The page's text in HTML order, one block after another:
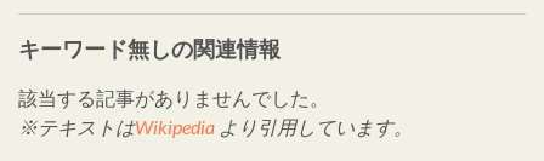
キーワード無しの関連情報
該当する記事がありませんでした。
※テキストはWikipedia より引用しています。